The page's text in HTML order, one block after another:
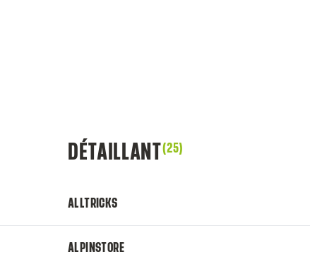
DÉTAILLANT(25)
ALLTRICKS
ALPINSTORE